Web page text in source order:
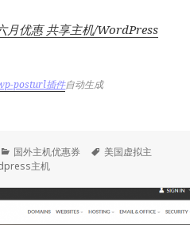
月优惠 共享主机/WordPress
posturl插件自动生成
分
类
国外主机优惠券
标
美国虚拟主
主机